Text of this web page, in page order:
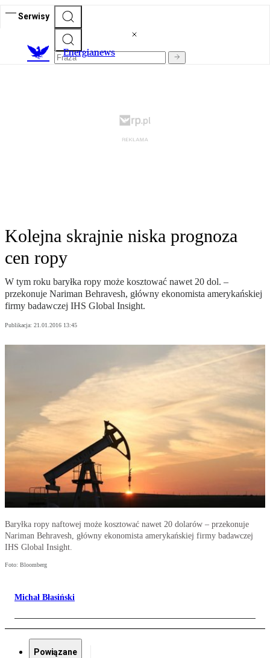
Serwisy
Energianews
Kolejna skrajnie niska prognoza
cen ropy
W tym roku baryłka ropy może kosztować nawet 20 dol. –
przekonuje Nariman Behravesh, główny ekonomista amerykańskiej
firmy badawczej IHS Global Insight.
Publikacja: 21.01.2016 13:45
Baryłka ropy naftowej może kosztować nawet 20 dolarów – przekonuje
Nariman Behravesh, główny ekonomista amerykańskiej firmy badawczej
IHS Global Insight.
Foto: Bloomberg
Michał Błasiński
Powiązane